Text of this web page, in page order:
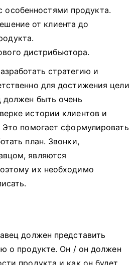
особенностями продукта.
от клиента до
дистрибьютора.
стратегию и
для достижения цели
должен быть очень
истории клиентов и
Это помогает сформулировать
план. Звонки,
являются
их необходимо
должен представить
о продукте. Он / он должен
продукта и как он будет